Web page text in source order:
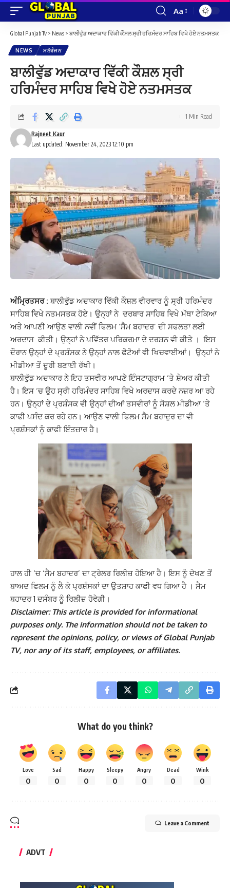
Font
Resizer
Aa
Global Punjab Tv > News > ਬਾਲੀਵੁੱਡ ਅਦਾਕਾਰ ਵਿੱਕੀ ਕੌਸ਼ਲ ਸ੍ਰੀ ਹਰਿਮੰਦਰ ਸਾਹਿਬ ਵਿਖੇ ਹੋਏ ਨਤਮਸਤਕ
NEWS ਮਨੋਰੰਜਨ
ਬਾਲੀਵੁੱਡ ਅਦਾਕਾਰ ਵਿੱਕੀ ਕੌਸ਼ਲ ਸ੍ਰੀ
ਹਰਿਮੰਦਰ ਸਾਹਿਬ ਵਿਖੇ ਹੋਏ ਨਤਮਸਤਕ
Last updated: November 24, 2023 12:10 pm
Rajneet Kaur
1 Min Read
ਅੰਮ੍ਰਿਤਸਰ : ਬਾਲੀਵੁੱਡ ਅਦਾਕਾਰ ਵਿੱਕੀ ਕੌਸ਼ਲ ਵੀਰਵਾਰ ਨੂੰ ਸ੍ਰੀ ਹਰਿਮੰਦਰ
ਸਾਹਿਬ ਵਿਖੇ ਨਤਮਸਤਕ ਹੋਏ। ਉਨ੍ਹਾਂ ਨੇ ਦਰਬਾਰ ਸਾਹਿਬ ਵਿਖੇ ਮੱਥਾ ਟੇਕਿਆ
ਅਤੇ ਆਪਣੀ ਆਉਣ ਵਾਲੀ ਨਵੀਂ ਫਿਲਮ ‘ਸੈਮ ਬਹਾਦਰ’ ਦੀ ਸਫਲਤਾ ਲਈ
ਅਰਦਾਸ ਕੀਤੀ। ਉਨ੍ਹਾਂ ਨੇ ਪਵਿੱਤਰ ਪਰਿਕਰਮਾ ਦੇ ਦਰਸ਼ਨ ਵੀ ਕੀਤੇ । ਇਸ
ਦੌਰਾਨ ਉਨ੍ਹਾਂ ਦੇ ਪ੍ਰਸ਼ੰਸਕ ਨੇ ਉਨ੍ਹਾਂ ਨਾਲ ਫੋਟੋਆਂ ਵੀ ਖਿਚਵਾਈਆਂ। ਉਨ੍ਹਾਂ ਨੇ
ਮੀਡੀਆ ਤੋਂ ਦੂਰੀ ਬਣਾਈ ਰੱਖੀ।
ਬਾਲੀਵੁੱਡ ਅਦਾਕਾਰ ਨੇ ਇਹ ਤਸਵੀਰ ਆਪਣੇ ਇੰਸਟਾਗ੍ਰਾਮ ‘ਤੇ ਸ਼ੇਅਰ ਕੀਤੀ
ਹੈ। ਇਸ ‘ਚ ਉਹ ਸ੍ਰੀ ਹਰਿਮੰਦਰ ਸਾਹਿਬ ਵਿਖੇ ਅਰਦਾਸ ਕਰਦੇ ਨਜ਼ਰ ਆ ਰਹੇ
ਹਨ। ਉਨ੍ਹਾਂ ਦੇ ਪ੍ਰਸ਼ੰਸਕ ਵੀ ਉਨ੍ਹਾਂ ਦੀਆਂ ਤਸਵੀਰਾਂ ਨੂੰ ਸੋਸ਼ਲ ਮੀਡੀਆ ‘ਤੇ
ਕਾਫੀ ਪਸੰਦ ਕਰ ਰਹੇ ਹਨ। ਆਉਣ ਵਾਲੀ ਫਿਲਮ ਸੈਮ ਬਹਾਦੁਰ ਦਾ ਵੀ
ਪ੍ਰਸ਼ੰਸਕਾਂ ਨੂੰ ਕਾਫੀ ਇੰਤਜ਼ਾਰ ਹੈ।
ਹਾਲ ਹੀ ‘ਚ ‘ਸੈਮ ਬਹਾਦਰ’ ਦਾ ਟ੍ਰੇਲਰ ਰਿਲੀਜ਼ ਹੋਇਆ ਹੈ। ਇਸ ਨੂੰ ਦੇਖਣ ਤੋਂ
ਬਾਅਦ ਫਿਲਮ ਨੂੰ ਲੈ ਕੇ ਪ੍ਰਸ਼ੰਸਕਾਂ ਦਾ ਉਤਸ਼ਾਹ ਕਾਫੀ ਵਧ ਗਿਆ ਹੈ । ਸੈਮ
ਬਹਾਦਰ 1 ਦਸੰਬਰ ਨੂੰ ਰਿਲੀਜ਼ ਹੋਵੇਗੀ।
Disclaimer: This article is provided for informational
purposes only. The information should not be taken to
represent the opinions, policy, or views of Global Punjab
TV, nor any of its staff, employees, or affiliates.
What do you think?
Love
0
Sad
0
Happy
0
Sleepy
0
Angry
0
Dead
0
Wink
0
Leave a Comment
ADVT